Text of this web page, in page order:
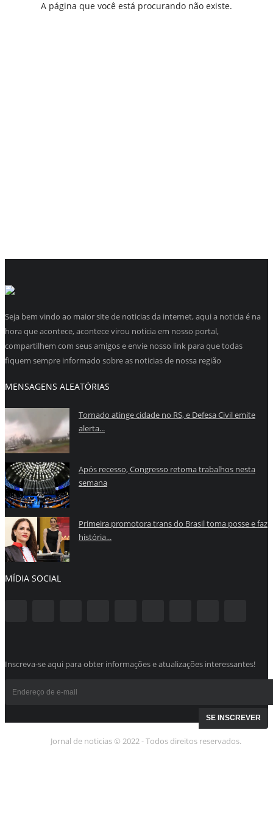
A página que você está procurando não existe.
Seja bem vindo ao maior site de noticias da internet, aqui a noticia é na
hora que acontece, acontece virou noticia em nosso portal,
compartilhem com seus amigos e envie nosso link para que todas
fiquem sempre informado sobre as noticias de nossa região
MENSAGENS ALEATÓRIAS
Tornado atinge cidade no RS, e Defesa Civil emite
alerta...
Após recesso, Congresso retoma trabalhos nesta
semana
Primeira promotora trans do Brasil toma posse e faz
história...
MÍDIA SOCIAL
Inscreva-se aqui para obter informações e atualizações interessantes!
Jornal de noticias © 2022 - Todos direitos reservados.